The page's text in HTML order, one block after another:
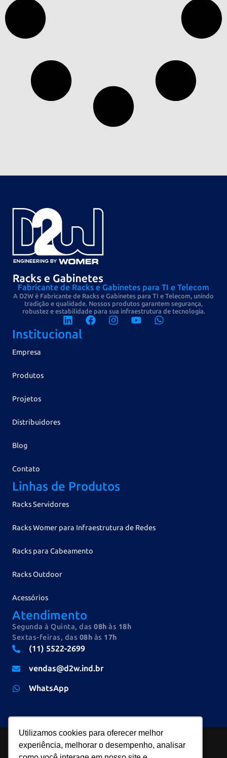
Utilizamos cookies para oferecer melhor
experiência, melhorar o desempenho, analisar
Fabricante de Racks e Gabinetes para TI e Telecom
A D2W é Fabricante de Racks e Gabinetes para TI e Telecom, unindo
tradição e qualidade. Nossos produtos garantem segurança,
robustez e estabilidade para sua infraestrutura de tecnologia.
Institucional
Empresa
Produtos
Projetos
Distribuidores
Blog
Contato
Linhas de Produtos
Racks Servidores
Racks Womer para Infraestrutura de Redes
Racks para Cabeamento
Racks Outdoor
Acessórios
Atendimento
Segunda à Quinta, das 08h às 18h
Sextas-feiras, das 08h às 17h
(11) 5522-2699
vendas@d2w.ind.br
WhatsApp